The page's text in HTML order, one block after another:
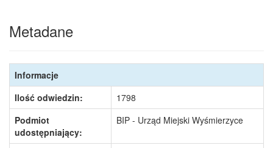
Metadane
Informacje
Ilość odwiedzin:
1798
Podmiot
udostępniający:
BIP - Urząd Miejski Wyśmierzyce